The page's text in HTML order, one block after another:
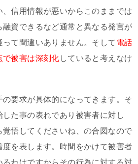
信用情報が悪いからこのままでは
資できるなど通常と異なる発言が
て間違いありません。そして 電話
で被害は深刻化 していると考えなけ
要求が具体的になってきます。そ
た事の表れであり被害者に対し
悟してくださいね、の合図なので
を表します。時間をかけて被害者
るわけですからその行為に対する対